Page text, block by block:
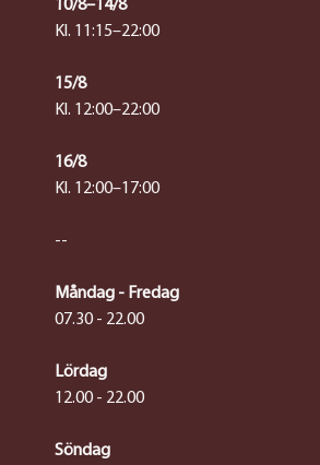
10/8–14/8
Kl. 11:15–22:00
15/8
Kl. 12:00–22:00
16/8
Kl. 12:00–17:00
--
Måndag - Fredag
07.30 - 22.00
Lördag
12.00 - 22.00
Söndag